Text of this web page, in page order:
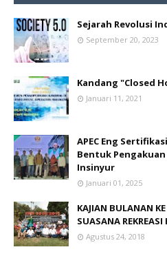
Sejarah Revolusi
September 20, 2023
Kandang "Closed
Januari 11, 2021
APEC Eng
Bentuk
Insinyur
Januari 01, 2025
KAJIAN BULANAN
SUASANA REKREASI
Agustus 24, 2018